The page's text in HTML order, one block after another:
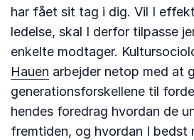
har fået sit tag i dig. Vil I
ledelse, skal I derfor tilpasse
enkelte modtager.
Hauen arbejder netop med at
generationsforskellene til
hendes foredrag hvordan de
fremtiden, og hvordan I bedst